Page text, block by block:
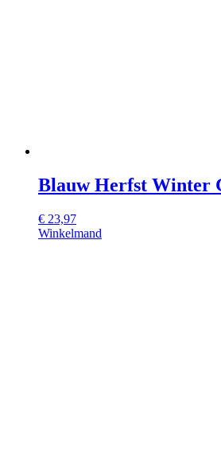
Blauw Herfst Winter
€ 23,97
Winkelmand